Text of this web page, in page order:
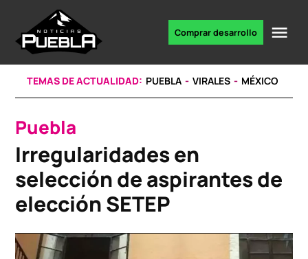
content
noticias
Comprar desarrollo
TEMAS DE ACTUALIDAD: PUEBLA VIRALES MÉXICO
POSTED
IN
Puebla
Irregularidades en
selección de aspirantes de
elección SETEP